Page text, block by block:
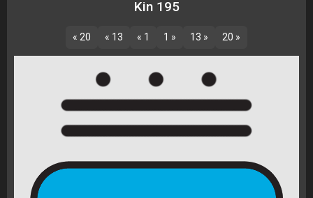
Kin 195
« 20 « 13 « 1 1 » 13 » 20 »